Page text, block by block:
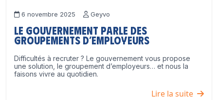
6 novembre 2025 Geyvo
Le Gouvernement parle des
groupements d’employeurs
Difficultés à recruter ? Le gouvernement vous propose
une solution, le groupement d’employeurs… et nous la
faisons vivre au quotidien.
Lire la suite